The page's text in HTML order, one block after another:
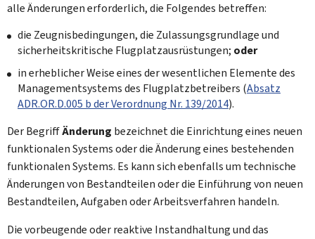
alle Änderungen erforderlich, die Folgendes betreffen:
die Zeugnisbedingungen, die Zulassungsgrundlage und
sicherheitskritische Flugplatzausrüstungen; oder
in erheblicher Weise eines der wesentlichen Elemente des
Managementsystems des Flugplatzbetreibers (Absatz
ADR.OR.D.005 b der Verordnung Nr. 139/2014).
Der BegriffÄnderung bezeichnet die Einrichtung eines neuen
funktionalen Systems oder die Änderung eines bestehenden
funktionalen Systems. Es kann sich ebenfalls um technische
Änderungen von Bestandteilen oder die Einführung von neuen
Bestandteilen, Aufgaben oder Arbeitsverfahren handeln.
Die vorbeugende oder reaktive Instandhaltung und das